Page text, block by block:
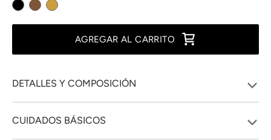
AGREGAR AL CARRITO
DETALLES Y COMPOSICIÓN
CUIDADOS BÁSICOS